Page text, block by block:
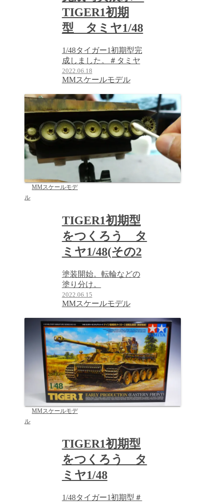
TIGER1初期
型 タミヤ1/48
1/48タイガー1初期型完
成しました。＃タミヤ
2022.06.18
MMスケールモデル
MMスケールモデ
ル
TIGER1初期型
をつくろう タ
ミヤ1/48(その2
塗装開始。転輪などの
塗り分け。
2022.06.15
MMスケールモデル
MMスケールモデ
ル
TIGER1初期型
をつくろう タ
ミヤ1/48
1/48タイガー1初期型＃